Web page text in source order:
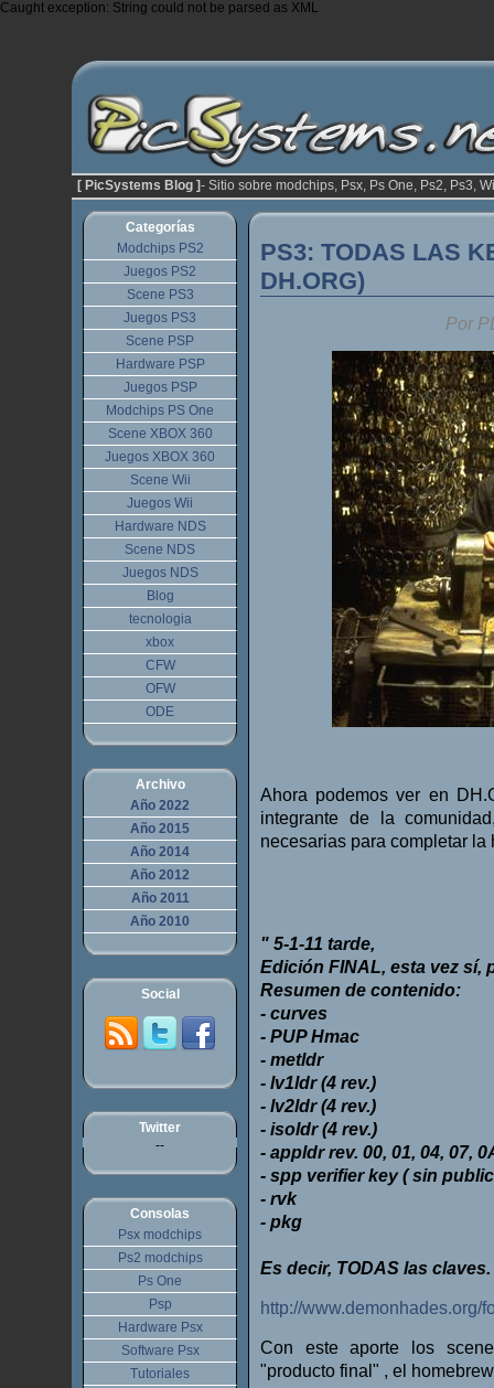
Caught exception: String could not be parsed as XML
[ PicSystems Blog ]- Sitio sobre modchips, Psx, Ps One, Ps2, Ps3,
PS3: TODAS LAS
DH.ORG)
Por
Ahora podemos ver en
integrante de la
necesarias para completar
" 5-1-11 tarde,
Edición FINAL, esta vez sí,
Resumen de contenido:
- curves
- PUP Hmac
- metldr
- lv1ldr (4 rev.)
- lv2ldr (4 rev.)
- isoldr (4 rev.)
- appldr rev. 00, 01, 04, 07,
- spp verifier key ( sin
- rvk
- pkg
Es decir, TODAS las
http://www.demonhades.org/
Con este aporte los
"producto final" , el
Categorías
Modchips PS2
Juegos PS2
Scene PS3
Juegos PS3
Scene PSP
Hardware PSP
Juegos PSP
Modchips PS One
Scene XBOX 360
Juegos XBOX 360
Scene Wii
Juegos Wii
Hardware NDS
Scene NDS
Juegos NDS
Blog
tecnologia
xbox
CFW
OFW
ODE
Archivo
Año 2022
Año 2015
Año 2014
Año 2012
Año 2011
Año 2010
Social
Twitter
--
Consolas
Psx modchips
Ps2 modchips
Ps One
Psp
Hardware Psx
Software Psx
Tutoriales